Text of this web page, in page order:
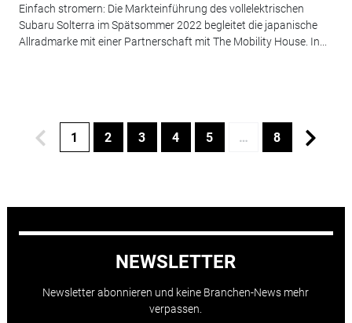
Einfach stromern: Die Markteinführung des vollelektrischen
Subaru Solterra im Spätsommer 2022 begleitet die japanische
Allradmarke mit einer Partnerschaft mit The Mobility House. In...
1 2 3 4 5 … 8
NEWSLETTER
Newsletter abonnieren und keine Branchen-News mehr
verpassen.